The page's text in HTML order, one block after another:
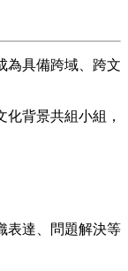
為具備跨域、跨文
背景共組小組，
表達、問題解決等